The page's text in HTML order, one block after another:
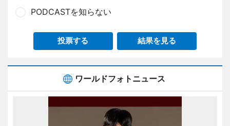
PODCASTを知らない
投票する 結果を見る
ワールドフォトニュース